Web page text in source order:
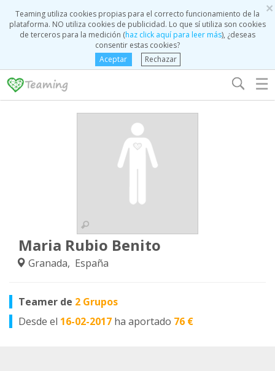
×
Teaming utiliza cookies propias para el correcto funcionamiento de la
plataforma. NO utiliza cookies de publicidad. Lo que sí utiliza son cookies
de terceros para la medición (haz click aquí para leer más), ¿deseas
consentir estas cookies?
Aceptar
Rechazar
☰
Maria Rubio Benito
Granada, España
Teamer de 2 Grupos
Desde el 16-02-2017 ha aportado 76 €